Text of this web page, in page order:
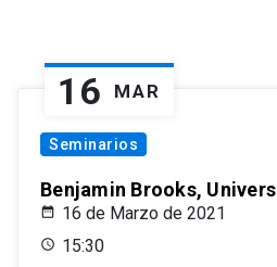
16 MAR
Seminarios
Benjamin Brooks,
16 de Marzo de 2021
15:30